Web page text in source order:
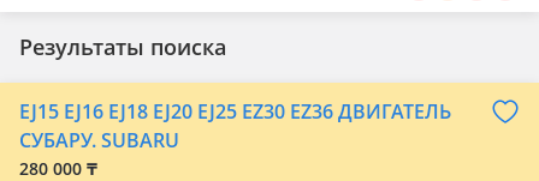
Результаты поиска
EJ15 EJ16 EJ18 EJ20 EJ25 EZ30 EZ36 ДВИГАТЕЛЬ
СУБАРУ. SUBARU
280 000 ₸